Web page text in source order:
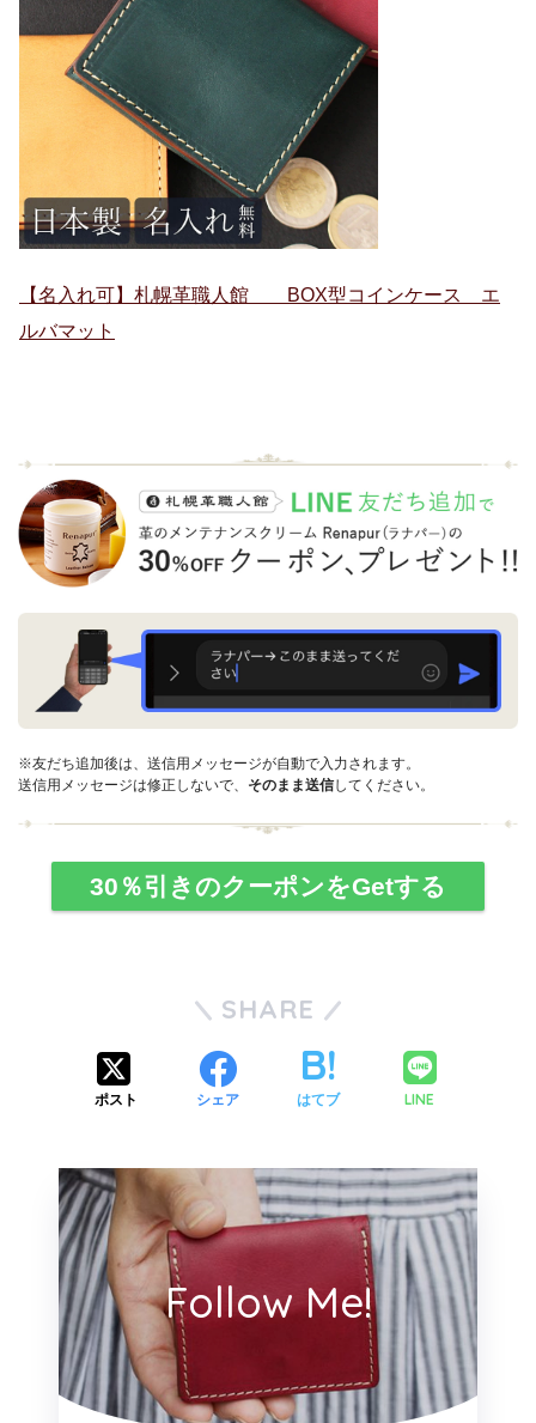
【名入れ可】札幌革職人館 BOX型コインケース エ
ルバマット
※友だち追加後は、送信用メッセージが自動で入力されます。
送信用メッセージは修正しないで、 そのまま送信してください。
30％引きのクーポンをGetする
SHARE
ポスト シェア はてブ LINE
Follow Me!